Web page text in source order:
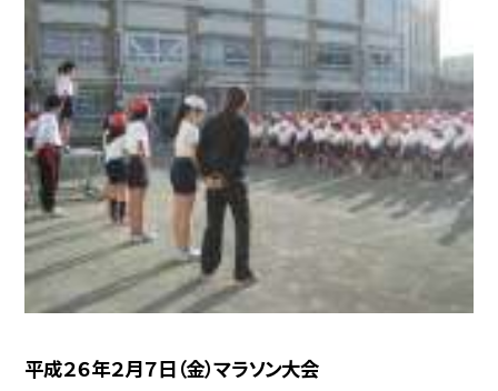
平成２６年２月７日（金）マラソン大会